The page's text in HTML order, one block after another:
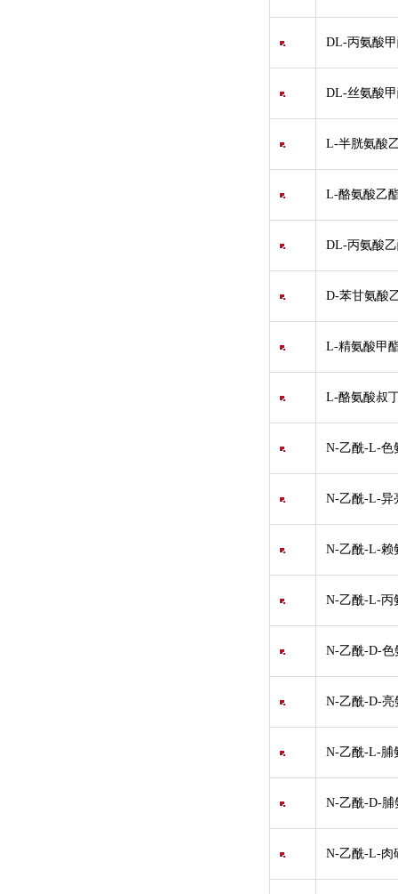
DL-丙氨酸甲
DL-丝氨酸甲
L-半胱氨酸
L-酪氨酸乙
DL-丙氨酸
D-苯甘氨酸
L-精氨酸甲
L-酪氨酸叔
N-乙酰-L-色
N-乙酰-L-异
N-乙酰-L-赖
N-乙酰-L-丙
N-乙酰-D-色
N-乙酰-D-亮
N-乙酰-L-脯
N-乙酰-D-脯
N-乙酰-L-肉